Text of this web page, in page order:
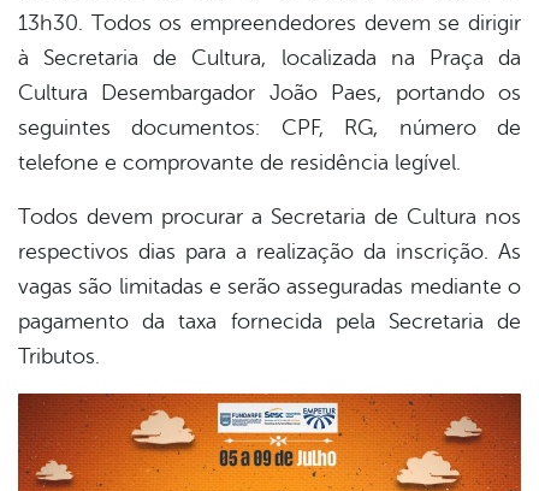
13h30. Todos os empreendedores devem se dirigir
à Secretaria de Cultura, localizada na Praça da
Cultura Desembargador João Paes, portando os
seguintes documentos: CPF, RG, número de
telefone e comprovante de residência legível.
Todos devem procurar a Secretaria de Cultura nos
respectivos dias para a realização da inscrição. As
vagas são limitadas e serão asseguradas mediante o
pagamento da taxa fornecida pela Secretaria de
Tributos.